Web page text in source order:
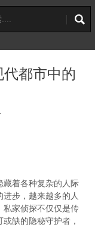
都市中的
藏着各种复杂的人际
步，越来越多的人
私家侦探不仅仅是传
缺的隐秘守护者，